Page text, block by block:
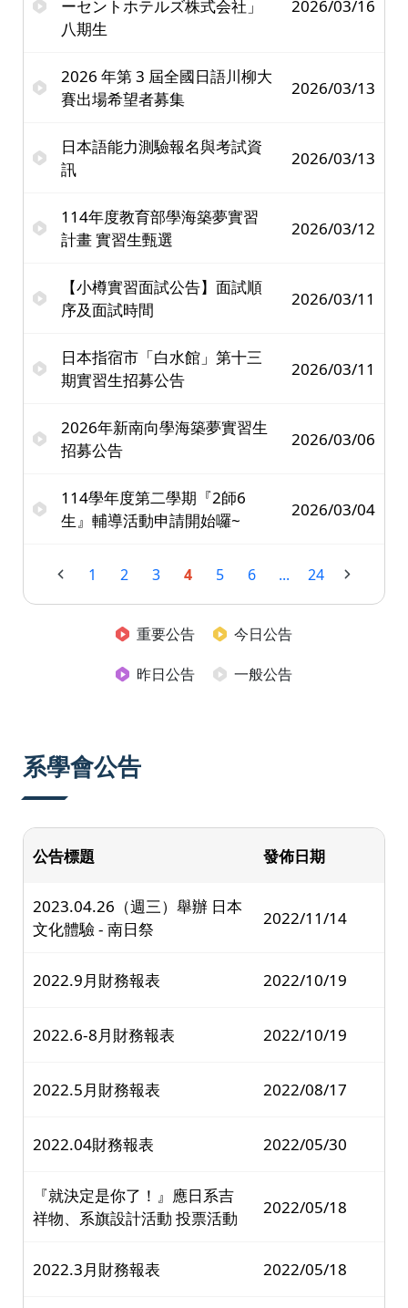
ーセントホテルズ株式会社」
八期生
2026/03/16
2026 年第 3 屆全國日語川柳大
賽出場希望者募集
2026/03/13
日本語能力測驗報名與考試資
訊
2026/03/13
114年度教育部學海築夢實習
計畫 實習生甄選
2026/03/12
【小樽實習面試公告】面試順
序及面試時間
2026/03/11
日本指宿市「白水館」第十三
期實習生招募公告
2026/03/11
2026年新南向學海築夢實習生
招募公告
2026/03/06
114學年度第二學期『2師6
生』輔導活動申請開始囉~
2026/03/04
1 2 3 4 5 6 ... 24
重要公告
今日公告
昨日公告
一般公告
系學會公告
公告標題 發佈日期
2023.04.26（週三）舉辦 日本
文化體驗 - 南日祭
2022/11/14
2022.9月財務報表 2022/10/19
2022.6-8月財務報表 2022/10/19
2022.5月財務報表 2022/08/17
2022.04財務報表 2022/05/30
『就決定是你了！』應日系吉
祥物、系旗設計活動 投票活動
2022/05/18
2022.3月財務報表 2022/05/18